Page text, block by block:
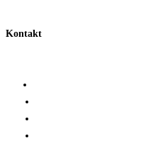
Kontakt